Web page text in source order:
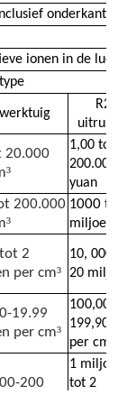
onderkant)
ionen in de
R2-
20.000
³
1,00 tot
200.000
yuan
200.000
³
1000
miljoen
tot 2
per cm³
10, 000
20
19.99
per cm³
10
per cm3
200
1
tot 2